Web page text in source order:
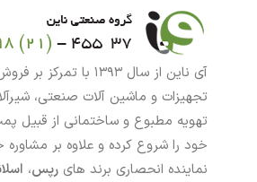
آی ناین از سال ۱۳۹۳ با
تجهیزات و ماشین آلات صنعتی،
تهویه مطبوع و ساختمانی از قبیل
خود را شروع کرده و علاوه بر
نماینده انحصاری برند های رپس،